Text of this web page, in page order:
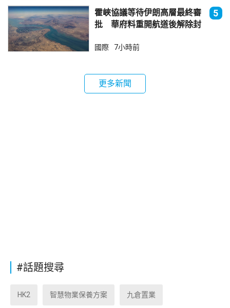
霍峽協議等待伊朗高層最終審
批 華府料重開航道後解除封
5
國際 7小時前
更多新聞
#話題搜尋
HK2 智慧物業保養方案 九倉置業